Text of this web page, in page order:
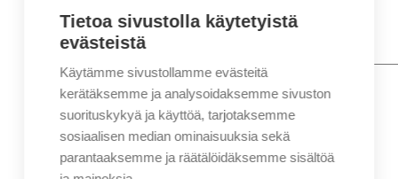
Nimi*
Etunimi
Sukunimi
Sähköposti*
Tietoa sivustolla käytetyistä
evästeistä
Käytämme sivustollamme evästeitä
kerätäksemme ja analysoidaksemme sivuston
suorituskykyä ja käyttöä, tarjotaksemme
sosiaalisen median ominaisuuksia sekä
parantaaksemme ja räätälöidäksemme sisältöä